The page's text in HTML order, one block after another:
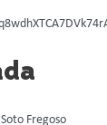
Fregoso